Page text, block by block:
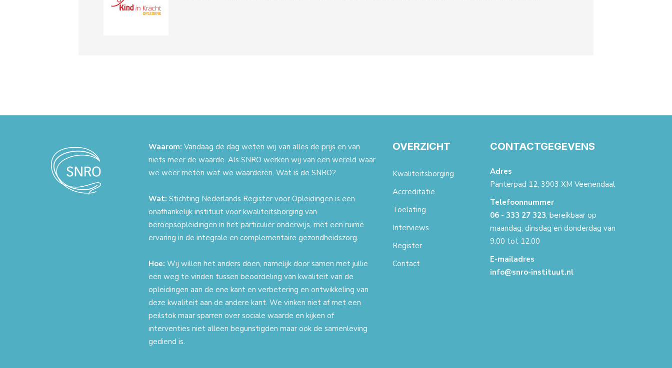
Waarom: Vandaag de dag weten wij van alles de prijs en van
niets meer de waarde. Als SNRO werken wij van een wereld waar
we weer meten wat we waarderen. Wat is de SNRO?
Wat: Stichting Nederlands Register voor Opleidingen is een
onafhankelijk instituut voor kwaliteitsborging van
beroepsopleidingen in het particulier onderwijs, met een ruime
ervaring in de integrale en complementaire gezondheidszorg.
Hoe: Wij willen het anders doen, namelijk door samen met jullie
een weg te vinden tussen beoordeling van kwaliteit van de
opleidingen aan de ene kant en verbetering en ontwikkeling van
deze kwaliteit aan de andere kant. We vinken niet af met een
peilstok maar sparren over sociale waarde en kijken of
interventies niet alleen begunstigden maar ook de samenleving
gediend is.
OVERZICHT
Kwaliteitsborging
Accreditatie
Toelating
Interviews
Register
Contact
CONTACTGEGEVENS
Adres
Panterpad 12, 3903 XM Veenendaal
Telefoonnummer
06 - 333 27 323, bereikbaar op
maandag, dinsdag en donderdag van
9:00 tot 12:00
E-mailadres
info@snro-instituut.nl